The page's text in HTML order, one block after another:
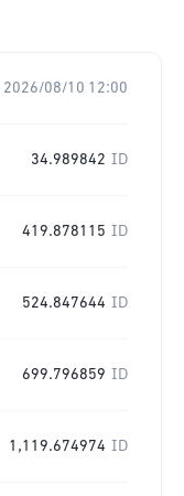
2026/08/10 12:00
34.989842 ID
419.878115 ID
524.847644 ID
699.796859 ID
1,119.674974 ID